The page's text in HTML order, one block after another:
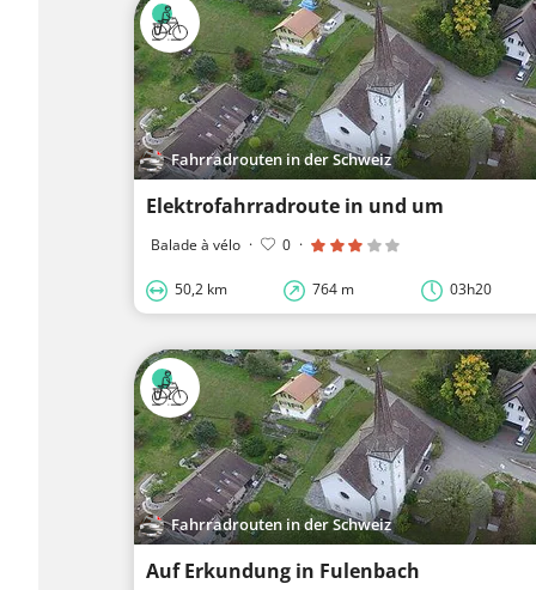
Fahrradrouten in der Schweiz
Elektrofahrradroute in und um
Balade à vélo · 0 ·
50,2 km 764 m 03h20
Fahrradrouten in der Schweiz
Auf Erkundung in Fulenbach